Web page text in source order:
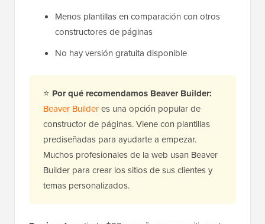
Menos plantillas en comparación con otros
constructores de páginas
No hay versión gratuita disponible
⭐ Por qué recomendamos Beaver Builder:
Beaver Builderes una opción popular de
constructor de páginas. Viene con plantillas
prediseñadas para ayudarte a empezar.
Muchos profesionales de la web usan Beaver
Builder para crear los sitios de sus clientes y
temas personalizados.